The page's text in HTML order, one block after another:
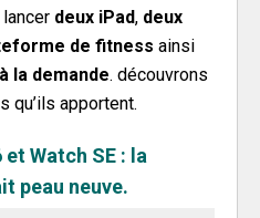
deux iPad, deux
de fitness ainsi
la demande. découvrons
qu’ils apportent.
Watch SE : la
peau neuve.